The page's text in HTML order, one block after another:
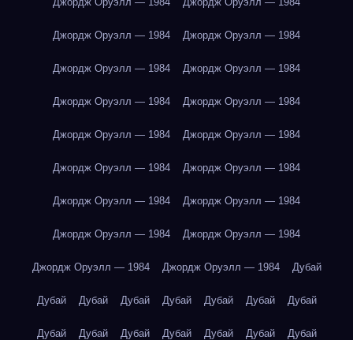
Джордж Оруэлл — 1984 Джордж Оруэлл — 1984
Джордж Оруэлл — 1984 Джордж Оруэлл — 1984
Джордж Оруэлл — 1984 Джордж Оруэлл — 1984
Джордж Оруэлл — 1984 Джордж Оруэлл — 1984
Джордж Оруэлл — 1984 Джордж Оруэлл — 1984
Джордж Оруэлл — 1984 Джордж Оруэлл — 1984
Джордж Оруэлл — 1984 Джордж Оруэлл — 1984
Джордж Оруэлл — 1984 Джордж Оруэлл — 1984 Дубай
Дубай Дубай Дубай Дубай Дубай Дубай Дубай
Дубай Дубай Дубай Дубай Дубай Дубай Дубай